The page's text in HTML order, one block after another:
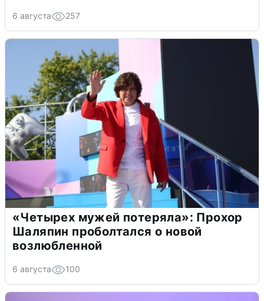
6 августа 257
«Четырех мужей потеряла»: Прохор
Шаляпин проболтался о новой
возлюбленной
6 августа 100